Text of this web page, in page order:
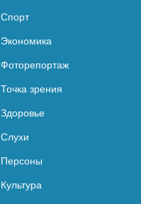
Спорт
Экономика
Фоторепортаж
Точка зрения
Здоровье
Слухи
Персоны
Культура